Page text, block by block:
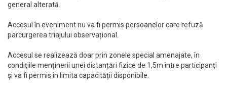
general alterată.
Accesul în eveniment nu va fi permis persoanelor care refuză
parcurgerea triajului observațional.
Accesul se realizează doar prin zonele special amenajate, în
condițiile menținerii unei distanțări fizice de 1,5m între participanți
și va fi permis în limita capacității disponibile.